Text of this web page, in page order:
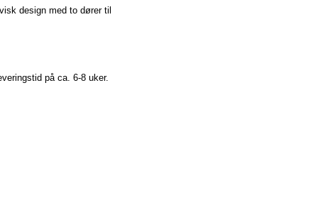
design med to dører til
på ca. 6-8 uker.